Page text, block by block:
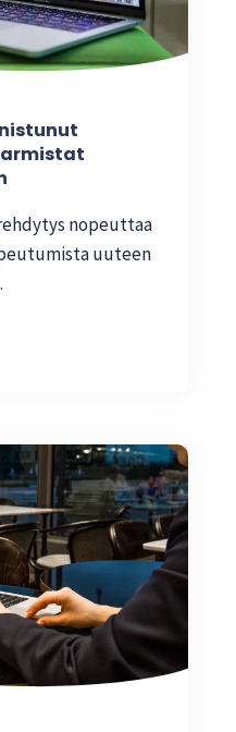
nopeuttaa
uuteen